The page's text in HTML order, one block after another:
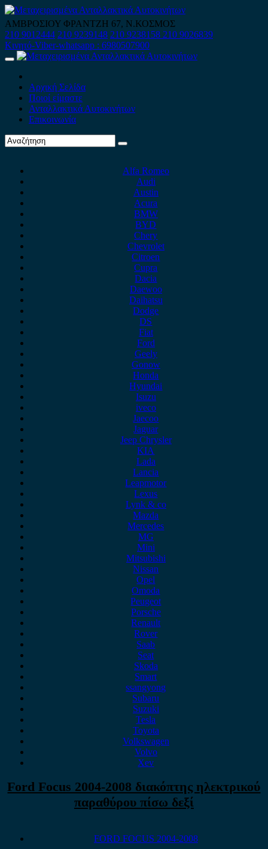
Skip
to
content
ΑΜΒΡΟΣΙΟΥ ΦΡΑΝΤΖΗ 67, Ν.ΚΟΣΜΟΣ
210 9012444 210 9239148 210 9238158 210 9026839
Κινητό-Viber-whatsapp : 6980507900
Primary
Αρχική Σελίδα
Ποιοί είμαστε
Ανταλλακτικά Αυτοκινήτων
Επικοινωνία
Alfa Romeo
Audi
Austin
Acura
BMW
BYD
Chery
Chevrolet
Citroen
Cupra
Dacia
Daewoo
Daihatsu
Dodge
DS
Fiat
Ford
Geely
Gonow
Honda
Hyundai
Isuzu
iveco
Jaecoo
Jaguar
Jeep Chrysler
KIA
Lada
Lancia
Leapmotor
Lexus
Lynk & co
Mazda
Mercedes
MG
Mini
Mitsubishi
Nissan
Opel
Omoda
Peugeot
Porsche
Renault
Rover
Saab
Seat
Skoda
Smart
ssangyong
Subaru
Suzuki
Tesla
Toyota
Volkswagen
Volvo
Xev
Ford Focus 2004-2008 διακόπτης ηλεκτρικού
παραθύρου πίσω δεξί
FORD FOCUS 2004-2008